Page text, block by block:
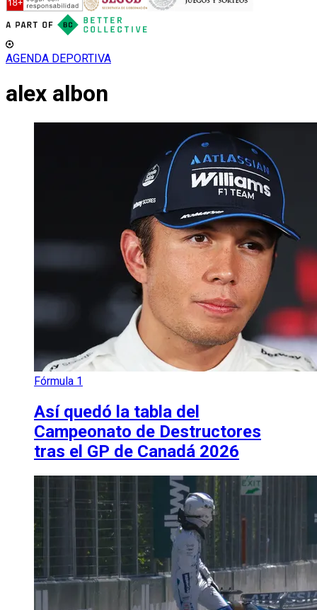
AGENDA DEPORTIVA
alex albon
Fórmula 1
Así quedó la tabla del
Campeonato de Destructores
tras el GP de Canadá 2026